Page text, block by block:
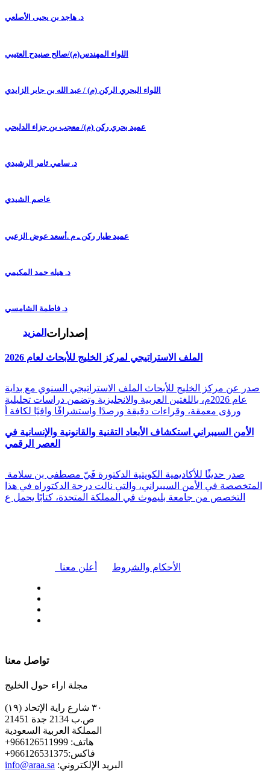
د. هاجد بن يحيى الأصلعي
اللواء المهندس(م)/صالح صنيدح العتيبي
اللواء البحري الركن (م) / عبد الله بن جابر الزايدي
عميد بحري ركن (م)/ معجب بن جزاء الدلبحي
د. سامي ثامر الرشيدي
عاصم الشيدي
عميد طيار ركن ـ م .أسعد عوض الزعبي
د. هيله حمد المكيمي
د. فاطمة الشامسي
المزيد إصدارات
الملف الاستراتيجي لمركز الخليج للأبحاث لعام 2026
صدر عن مركز الخليج للأبحاث الملف الاستراتيجي السنوي مع بداية
عام 2026م، باللغتين العربية والانجليزية وتضمن دراسات تحليلية
ورؤى معمقة، وقراءات دقيقة ورصدًا واستشرافًا وافيًا لكافة أ
الأمن السيبراني استكشاف الأبعاد التقنية والقانونية والإنسانية في
العصر الرقمي
المتخصصة في الأمن السيبراني، والتي نالت درجة الدكتوراه في هذا
التخصص من جامعة بليموث في المملكة المتحدة، كتابًا يحمل ع
أعلن معنا الأحكام والشروط
تواصل معنا
مجلة اراء حول الخليج
٣٠ شارع راية الإتحاد (١٩)
ص.ب 2134 جدة 21451
المملكة العربية السعودية
+هاتف: 966126511999
+فاكس:966126531375
info@araa.sa :البريد الإلكتروني